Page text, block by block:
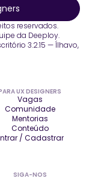
reservados.
da Deeploy.
3.2.15 — Ílhavo,
UX DESIGNERS
Vagas
Comunidade
Mentorias
Conteúdo
/ Cadastrar
SIGA-NOS